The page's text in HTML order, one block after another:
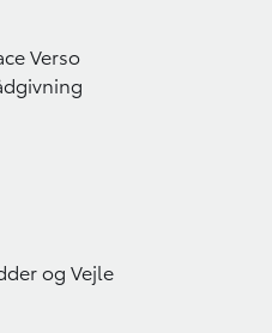
Verso
og Vejle